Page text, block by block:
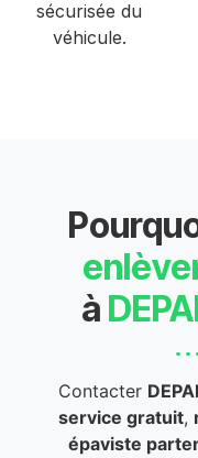
sécurisée du
véhicule.
à
Contacter
service gratuit,
épaviste